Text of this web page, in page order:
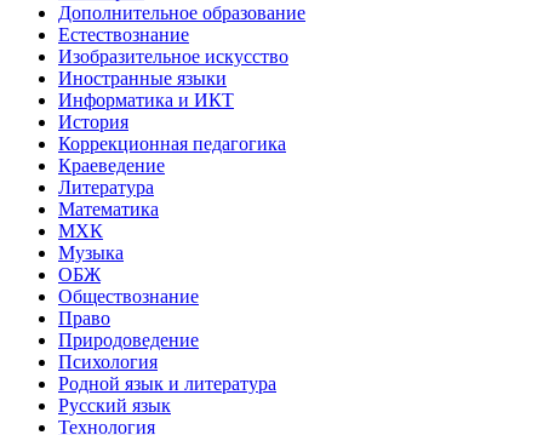
Дополнительное образование
Естествознание
Изобразительное искусство
Иностранные языки
Информатика и ИКТ
История
Коррекционная педагогика
Краеведение
Литература
Математика
МХК
Музыка
ОБЖ
Обществознание
Право
Природоведение
Психология
Родной язык и литература
Русский язык
Технология